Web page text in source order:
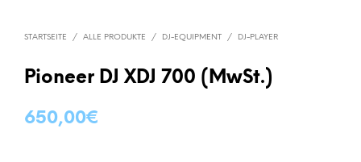
STARTSEITE / ALLE PRODUKTE / DJ-EQUIPMENT / DJ-PLAYER
Pioneer DJ XDJ 700 (MwSt.)
650,00€